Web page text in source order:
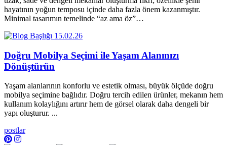
hayatının yoğun temposu içinde daha fazla önem kazanmıştır.
Minimal tasarımın temelinde “az ama öz”…
15.02.26
Doğru Mobilya Seçimi ile Yaşam Alanınızı
Dönüştürün
Yaşam alanlarının konforlu ve estetik olması, büyük ölçüde doğru
mobilya seçimine bağlıdır. Doğru tercih edilen ürünler, mekanın hem
kullanım kolaylığını artırır hem de görsel olarak daha dengeli bir
yapı oluşturur. ...
postlar